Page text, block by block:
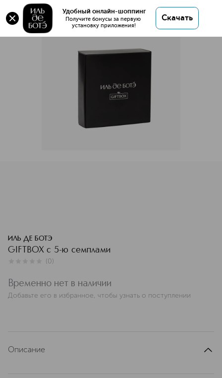
Удобный онлайн-шоппинг
Получите бонусы за первую
установку приложения!
Скачать
GIFTBOX с 5-ю семплами
ИЛЬ ДЕ БОТЭ
GIFTBOX с 5-ю семплами
(0)
Временно нет в наличии
Добавьте его в избранное, чтобы узнать о поступлении
Описание